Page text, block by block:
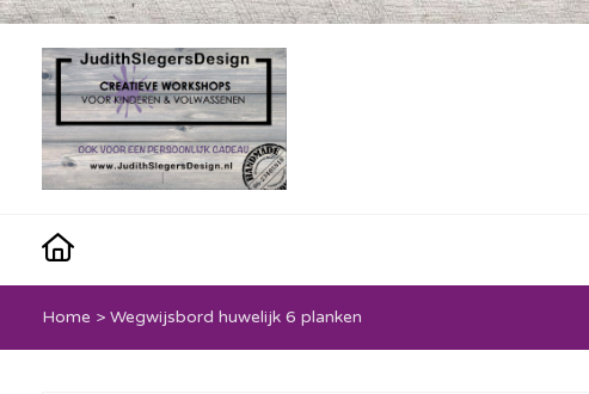
Home > Wegwijsbord huwelijk 6 planken